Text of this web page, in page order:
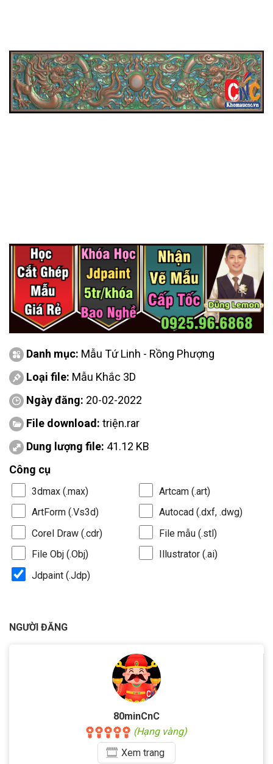
Danh mục: Mẫu Tứ Linh - Rồng Phượng
Loại file: Mẫu Khắc 3D
Ngày đăng: 20-02-2022
File download: triện.rar
Dung lượng file: 41.12 KB
Công cụ
3dmax (.max)
Artcam (.art)
ArtForm (.Vs3d)
Autocad (.dxf, .dwg)
Corel Draw (.cdr)
File mẫu (.stl)
File Obj (.Obj)
Illustrator (.ai)
Jdpaint (.Jdp)
NGƯỜI ĐĂNG
80minCnC
(Hạng vàng)
Xemtrang